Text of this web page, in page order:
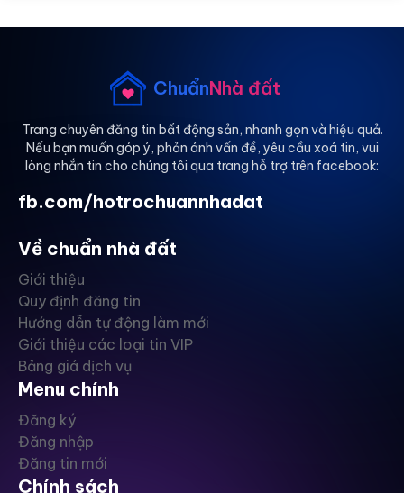
ChuẩnNhà đất
Trang chuyên đăng tin bất động sản, nhanh gọn và hiệu quả.
Nếu bạn muốn góp ý, phản ánh vấn đề, yêu cầu xoá tin, vui
lòng nhắn tin cho chúng tôi qua trang hỗ trợ trên facebook:
fb.com/hotrochuannhadat
Về chuẩn nhà đất
Giới thiệu
Quy định đăng tin
Hướng dẫn tự động làm mới
Giới thiệu các loại tin VIP
Bảng giá dịch vụ
Menu chính
Đăng ký
Đăng nhập
Đăng tin mới
Chính sách